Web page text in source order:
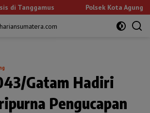
Polsek Kota Agung
Gatam Hadiri
Pengucapan
NEXT